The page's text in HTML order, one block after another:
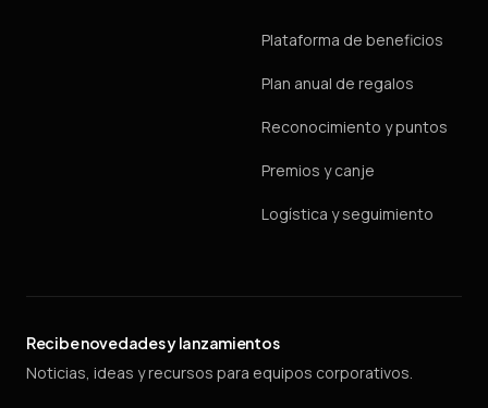
Plataforma de beneficios
Plan anual de regalos
Reconocimiento y puntos
Premios y canje
Logística y seguimiento
Recibe novedades y lanzamientos
Noticias, ideas y recursos para equipos corporativos.